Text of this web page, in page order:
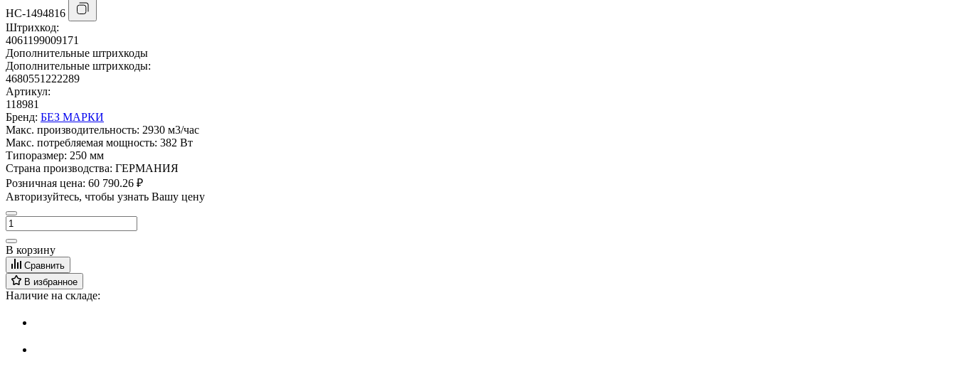
НС-1494816
Штрихкод:
4061199009171
Дополнительные штрихкоды
Дополнительные штрихкоды:
4680551222289
Артикул:
118981
Бренд: БЕЗ МАРКИ
Макс. производительность: 2930 м3/час
Макс. потребляемая мощность: 382 Вт
Типоразмер: 250 мм
Страна производства: ГЕРМАНИЯ
Розничная цена: 60 790.26 ₽
Авторизуйтесь, чтобы узнать Вашу цену
В корзину
Сравнить
В избранное
Наличие на складе: